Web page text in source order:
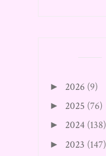
► 2026 (9)
► 2025 (76)
► 2024 (138)
► 2023 (147)